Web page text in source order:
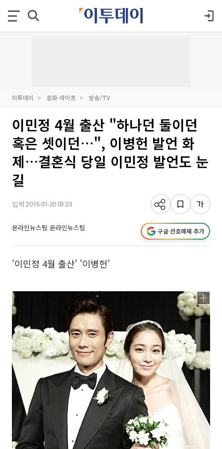
이투데이 문화·라이프 방송/TV
이민정 4월 출산 "하나던 둘이던
혹은 셋이던…", 이병헌 발언 화
제…결혼식 당일 이민정 발언도 눈
길
입력 2015-01-20 03:23
온라인뉴스팀 온라인뉴스팀 구글 선호매체 추가
'이민정 4월 출산' '이병헌'